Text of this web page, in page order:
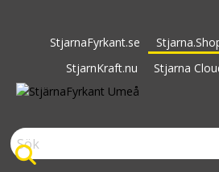
StjarnaFyrkant.se
StjarnKraft.nu
Stjarna
Sök